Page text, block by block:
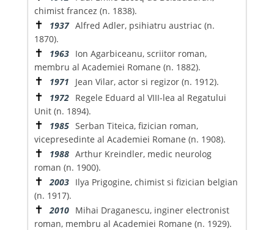
chimist francez (n. 1838).
✝ 1937 Alfred Adler, psihiatru austriac (n.
1870).
✝ 1963 Ion Agarbiceanu, scriitor roman,
membru al Academiei Romane (n. 1882).
✝ 1971 Jean Vilar, actor si regizor (n. 1912).
✝ 1972 Regele Eduard al VIII-lea al Regatului
Unit (n. 1894).
✝ 1985 Serban Titeica, fizician roman,
vicepresedinte al Academiei Romane (n. 1908).
✝ 1988 Arthur Kreindler, medic neurolog
roman (n. 1900).
✝ 2003 Ilya Prigogine, chimist si fizician belgian
(n. 1917).
✝ 2010 Mihai Draganescu, inginer electronist
roman, membru al Academiei Romane (n. 1929).